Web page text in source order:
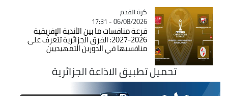
Catégorie
كرة القدم
06/08/2026 - 17:31
قرعة منافسات ما بين الأندية الإفريقية
2026-2027: الفرق الجزائرية تتعرف على
منافسيها في الدورين التمهيديين
تحميل تطبيق الاذاعة الجزائرية